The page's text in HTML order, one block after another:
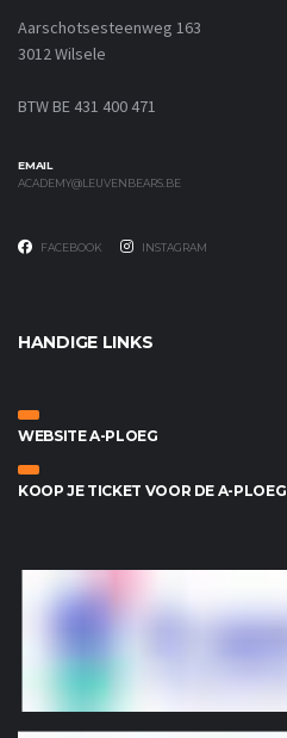
Aarschotsesteenweg 163
3012 Wilsele
BTW BE 431 400 471
EMAIL
ACADEMY@LEUVENBEARS.BE
FACEBOOK INSTAGRAM
HANDIGE LINKS
WEBSITE A-PLOEG
KOOP JE TICKET VOOR DE A-PLOEG